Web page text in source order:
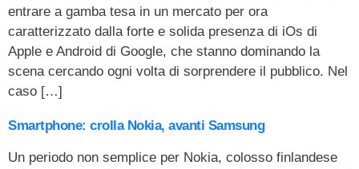
entrare a gamba tesa in un mercato per ora
caratterizzato dalla forte e solida presenza di iOs di
Apple e Android di Google, che stanno dominando la
scena cercando ogni volta di sorprendere il pubblico. Nel
caso […]
Smartphone: crolla Nokia, avanti Samsung
Un periodo non semplice per Nokia, colosso finlandese